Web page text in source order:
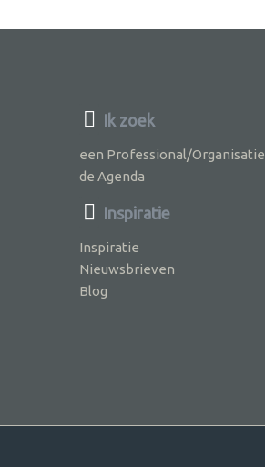
Ik zoek
een Professional/Organisatie
de Agenda
Inspiratie
Inspiratie
Nieuwsbrieven
Blog